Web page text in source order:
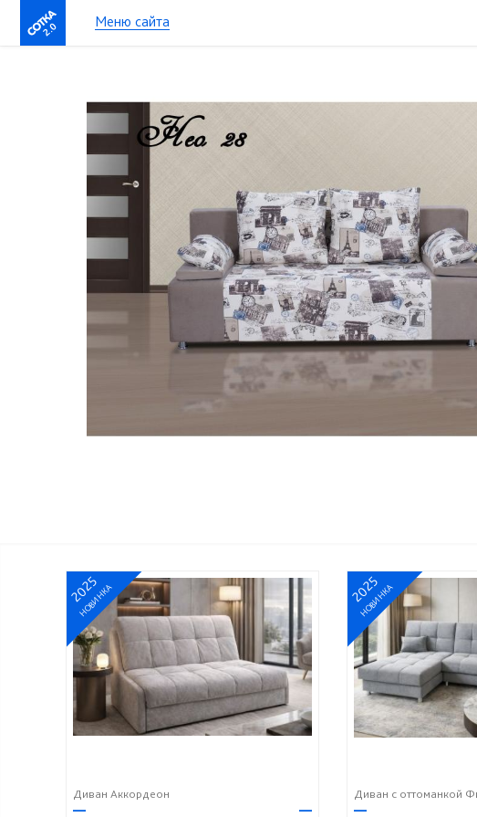
2.0 Меню сайта
2025
НОВИНКА
Диван Аккордеон
— —
2025
НОВИНКА
Диван с оттоманкой
—